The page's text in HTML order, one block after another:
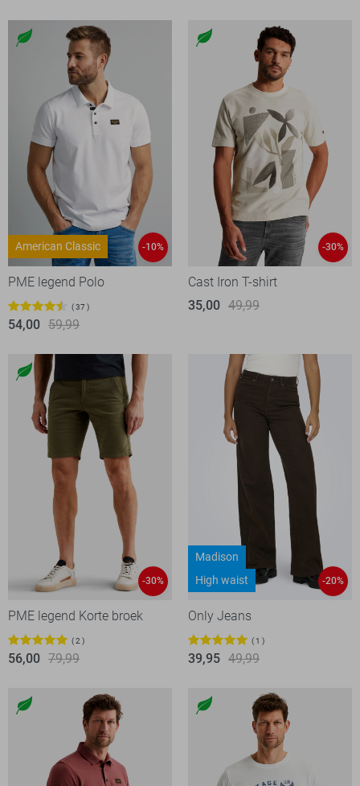
American Classic -10%
PME legend Polo
37
54,00 59,99
-30%
Cast Iron T-shirt
35,00 49,99
-30%
PME legend Korte broek
2
56,00 79,99
Madison
High waist
-20%
Only Jeans
1
39,95 49,99